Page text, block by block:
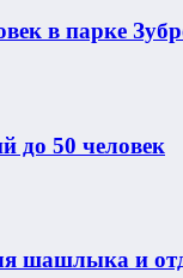
в парке
до 50 человек
шашлыка и